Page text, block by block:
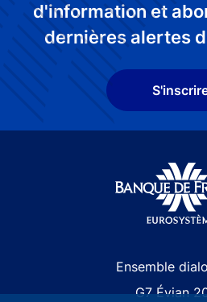
d'information et
dernières alertes
Ensemble
G7 Évian